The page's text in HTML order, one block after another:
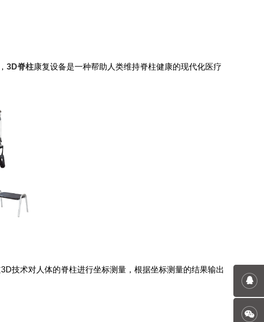
3D脊柱康复设备是一种帮助人类维持脊柱健康的现代化医疗
技术对人体的脊柱进行坐标测量，根据坐标测量的结果输出